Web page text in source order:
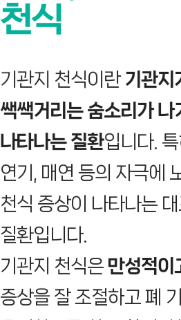
천식
기관지 천식이란기관지
쌕쌕거리는 숨소리가
나타나는 질환입니다.
연기, 매연 등의 자극에
천식 증상이 나타나는
질환입니다.
기관지 천식은 만성적이
증상을 잘 조절하고 폐